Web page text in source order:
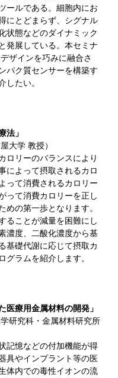
ールである。細胞内にお
にとどまらず、シグナル
状態などのダイナミック
発展している。本セミナ
ザインを巧みに融合さ
パク質センサーを構築す
したい。
法」
大学 教授）
ロリーのバランスにより
によって摂取されるカロ
って消費されるカロリー
って消費カロリーを正し
めの第一歩となります。
ることが減量を困難にし
濃度、二酸化濃度から基
基礎代謝に応じて摂取カ
グラムを紹介します。
医療用金属材料の開発」
研究科・金属材料研究所
記憶などの付加機能が得
具やインプラント等の医
体内での毒性イオンの流